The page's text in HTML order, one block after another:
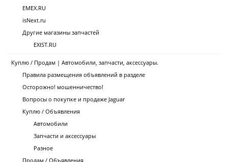
EMEX.RU
isNext.ru
Другие магазины запчастей
EXIST.RU
Куплю / Продам | Автомобили, запчасти, аксессуары.
Правила размещения объявлений в разделе
Осторожно! мошенничество!
Вопросы о покупке и продаже Jaguar
Куплю / Объявления
Автомобили
Запчасти и аксессуары
Разное
Продам / Объявления